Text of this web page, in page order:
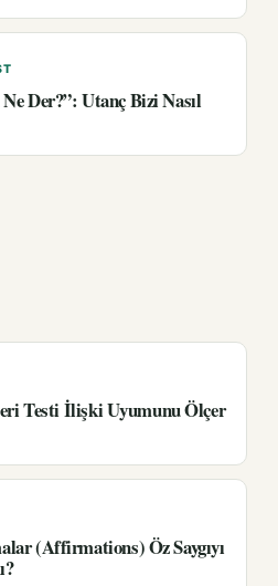
Der?”: Utanç Bizi Nasıl
Testi İlişki Uyumunu Ölçer
(Affirmations) Öz Saygıyı